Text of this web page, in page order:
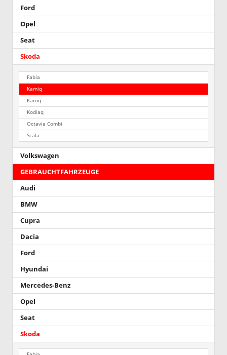
Ford
Opel
Seat
Skoda
Fabia
Kamiq
Karoq
Kodiaq
Octavia Combi
Scala
Volkswagen
GEBRAUCHTFAHRZEUGE
Audi
BMW
Cupra
Dacia
Ford
Hyundai
Mercedes-Benz
Opel
Seat
Skoda